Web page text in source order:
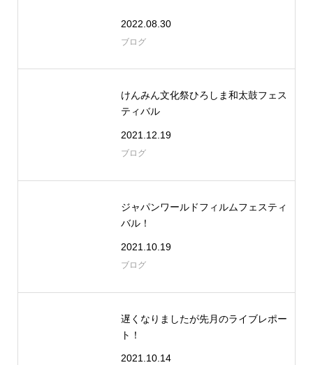
2022.08.30
ブログ
けんみん文化祭ひろしま和太鼓フェス
ティバル
2021.12.19
ブログ
ジャパンワールドフィルムフェスティ
バル！
2021.10.19
ブログ
遅くなりましたが先月のライブレポー
ト！
2021.10.14